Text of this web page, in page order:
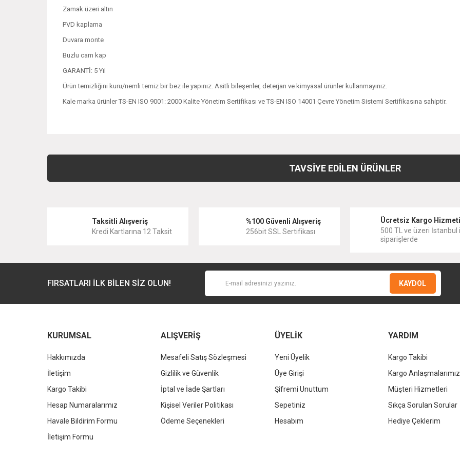
Zamak üzeri altın
PVD kaplama
Duvara monte
Buzlu cam kap
GARANTİ: 5 Yıl
Ürün temizliğini kuru/nemli temiz bir bez ile yapınız. Asitli bileşenler, deterjan ve kimyasal ürünler kullanmayınız.
Kale marka ürünler TS-EN ISO 9001: 2000 Kalite Yönetim Sertifikası ve TS-EN ISO 14001 Çevre Yönetim Sistemi Sertifikasına sahiptir.
Yorum Yaz
Ürün resmi kalitesiz, bozuk veya görüntülenemiyor.
Ürün bilgilerinde hatalar bulunuyor.
Bu ürüne benzer farklı alternatifler olmalı.
TAVSİYE EDİLEN ÜRÜNLER
KALE
836,89 TL
KALE
Kale D300 Diş Fırçalık
1.685,88 TL
KALE
Kale D300 Sabunluk
1.752,41 TL
Kale D300 Etajer
4.049,14 TL Kale D300
%37
Taksitli Alışveriş
Kredi Kartlarına 12 Taksit
%100 Güvenli Alışveriş
256bit SSL Sertifikası
Ücretsiz Kargo Hizmeti
500 TL ve üzeri İstanbul
siparişlerde
FIRSATLARI İLK BİLEN SİZ OLUN! KAYDOL
KURUMSAL
Hakkımızda
İletişim
Kargo Takibi
Hesap Numaralarımız
Havale Bildirim Formu
İletişim Formu
ALIŞVERİŞ
Mesafeli Satış Sözleşmesi
Gizlilik ve Güvenlik
İptal ve İade Şartları
Kişisel Veriler Politikası
Ödeme Seçenekleri
ÜYELİK
Yeni Üyelik
Üye Girişi
Şifremi Unuttum
Sepetiniz
Hesabım
YARDIM
Kargo Takibi
Kargo Anlaşmalarımız
Müşteri Hizmetleri
Sıkça Sorulan Sorular
Hediye Çeklerim